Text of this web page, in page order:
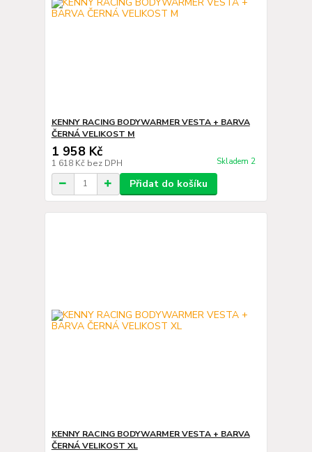
KENNY RACING BODYWARMER VESTA + BARVA
ČERNÁ VELIKOST M
1 958 Kč
1 618 Kč bez DPH Skladem 2
Přidat do košíku
KENNY RACING BODYWARMER VESTA + BARVA
ČERNÁ VELIKOST XL